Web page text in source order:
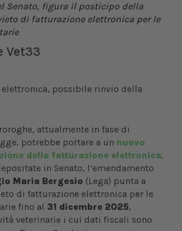
Senato, figura il posticipo della
di fatturazione elettronica per le
Vet33
attualmente in fase di
potrebbe portare a un nuovo
della fatturazione elettronica.
in Senato, l’emendamento
Maria Bergesio (Lega) punta a
di fatturazione elettronica per le
fino al 31 dicembre 2025,
veterinarie i cui dati fiscali sono